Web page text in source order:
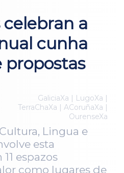
celebran a
cunha
GaliciaXa | LugoXa |
TerraChaXa | ACoruñaXa |
OurenseXa
Lingua e
esta
espazos
como lugares de